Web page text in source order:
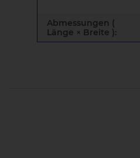
Abmessungen (
Länge × Breite ):